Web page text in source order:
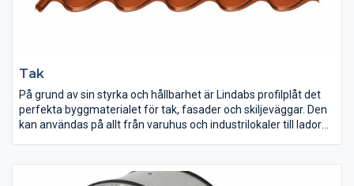
Tak
På grund av sin styrka och hållbarhet är Lindabs profilplåt det
perfekta byggmaterialet för tak, fasader och skiljeväggar. Den
kan användas på allt från varuhus och industrilokaler till lador